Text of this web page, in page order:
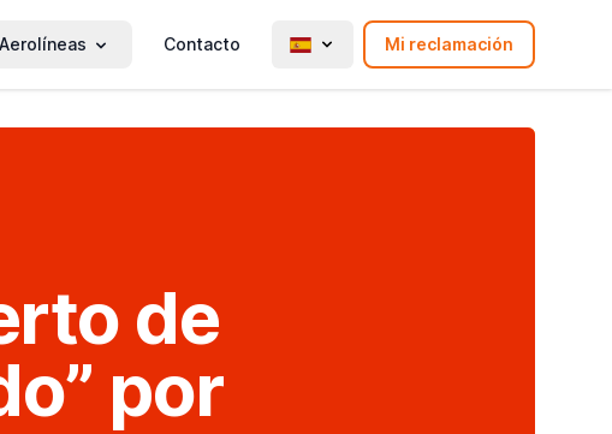
Aerolíneas Contacto Mi reclamación
de
por